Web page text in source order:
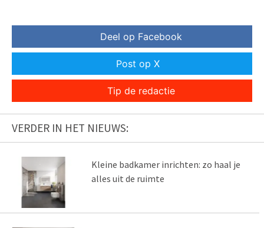
Deel op Facebook
Post op X
Tip de redactie
VERDER IN HET NIEUWS:
Kleine badkamer inrichten: zo haal je
alles uit de ruimte